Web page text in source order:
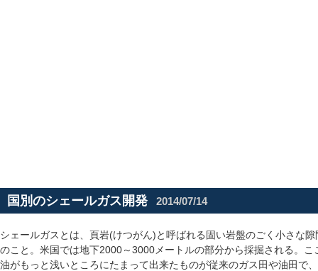
国別のシェールガス開発 2014/07/14
シェールガスとは、頁岩(けつがん)と呼ばれる固い岩盤のごく小さな
のこと。米国では地下2000～3000メートルの部分から採掘される。
油がもっと浅いところにたまって出来たものが従来のガス田や油田で